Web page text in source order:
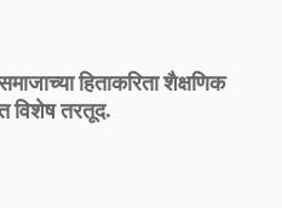
हिताकरिता शैक्षणिक
विशेष तरतूद.